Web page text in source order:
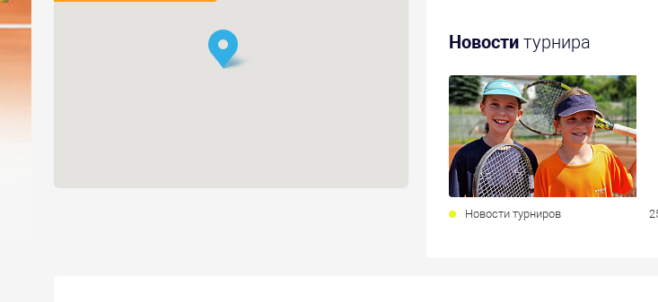
Новости турнира
Новости турниров